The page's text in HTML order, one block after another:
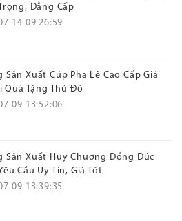
Đẳng Cấp
14 09:26:59
Sản Xuất Cúp Pha Lê Cao Cấp Giá
Quà Tặng Thủ Đô
09 13:52:06
Sản Xuất Huy Chương Đồng Đúc
Cầu Uy Tín, Giá Tốt
09 13:39:35